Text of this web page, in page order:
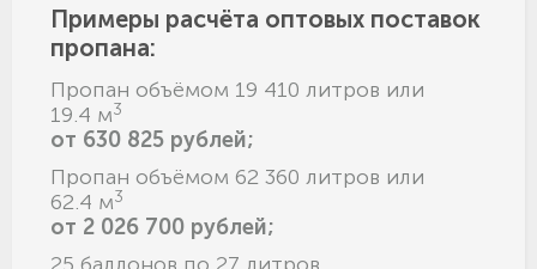
Примеры расчёта оптовых поставок
пропана:
Пропан объёмом 19 410 литров или
19.4 м3
от 630 825 рублей;
Пропан объёмом 62 360 литров или
62.4 м3
от 2 026 700 рублей;